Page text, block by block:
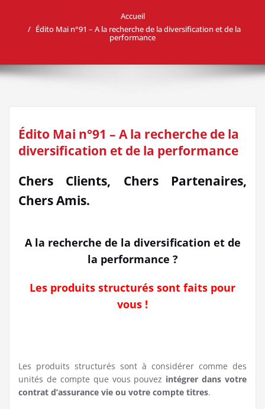
Accueil
Édito Mai n°91 – A la recherche de la diversification et de la
performance
Édito Mai n°91 – A la recherche de la
diversification et de la performance
Chers Clients, Chers Partenaires,
Chers Amis.
A la recherche de la diversification et de
la performance ?
Les produits structurés sont faits pour
vous !
Les produits structurés sont à considérer comme des
unités de compte que vous pouvez intégrer dans votre
contrat d’assurance vie ou votre compte titres.